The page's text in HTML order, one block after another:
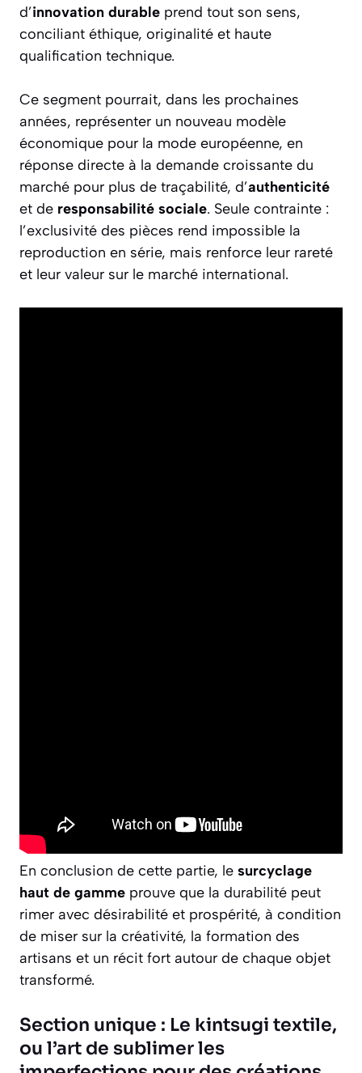
d’innovation durable prend tout son sens,
conciliant éthique, originalité et haute
qualification technique.
Ce segment pourrait, dans les prochaines
années, représenter un nouveau modèle
économique pour la mode européenne, en
réponse directe à la demande croissante du
marché pour plus de traçabilité, d’authenticité
et de responsabilité sociale. Seule contrainte :
l’exclusivité des pièces rend impossible la
reproduction en série, mais renforce leur rareté
et leur valeur sur le marché international.
En conclusion de cette partie, le surcyclage
haut de gamme prouve que la durabilité peut
rimer avec désirabilité et prospérité, à condition
de miser sur la créativité, la formation des
artisans et un récit fort autour de chaque objet
transformé.
Section unique : Le kintsugi textile,
ou l’art de sublimer les